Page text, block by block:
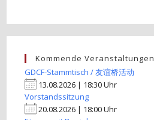
Kommende Veranstaltungen
GDCF-Stammtisch / 友谊桥活动
13.08.2026 | 18:30 Uhr
Vorstandssitzung
20.08.2026 | 18:00 Uhr